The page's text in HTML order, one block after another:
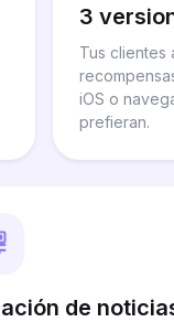
3
Tus clientes
iOS o
prefieran.
de